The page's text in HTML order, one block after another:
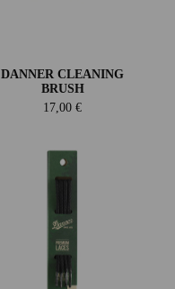
DANNER CLEANING
BRUSH
17,00 €